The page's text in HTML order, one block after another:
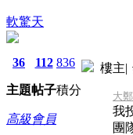
軟驚天
36
主題
112
帖子
836
積分
高級會員
樓主|
大
我
團